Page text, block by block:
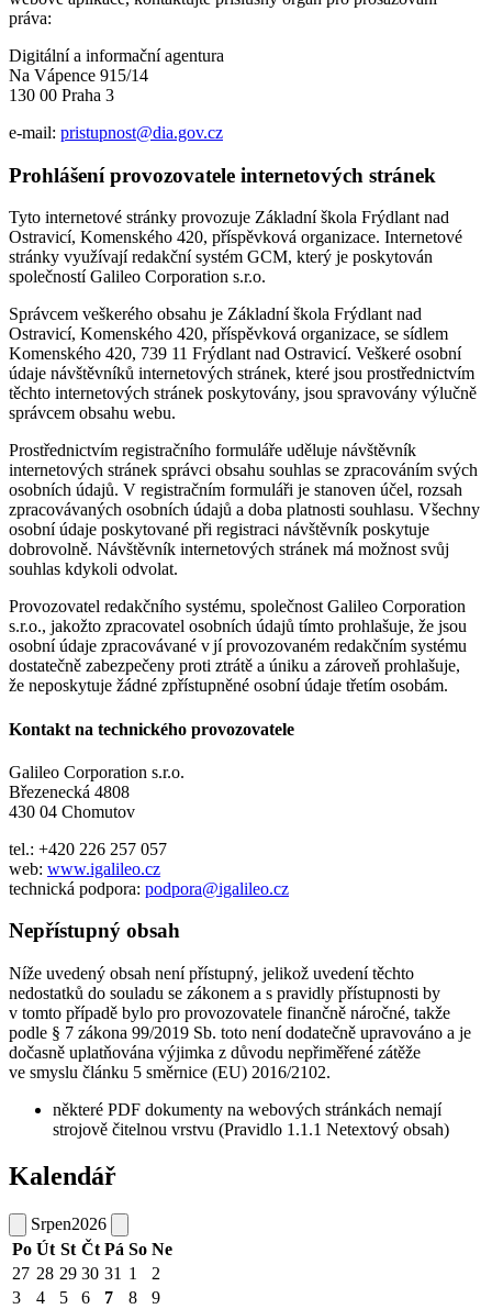
práva:
Digitální a informační agentura
Na Vápence 915/14
130 00 Praha 3
e-mail: pristupnost@dia.gov.cz
Prohlášení provozovatele internetových stránek
Tyto internetové stránky provozuje Základní škola Frýdlant nad
Ostravicí, Komenského 420, příspěvková organizace. Internetové
stránky využívají redakční systém GCM, který je poskytován
společností Galileo Corporation s.r.o.
Správcem veškerého obsahu je Základní škola Frýdlant nad
Ostravicí, Komenského 420, příspěvková organizace, se sídlem
Komenského 420, 739 11 Frýdlant nad Ostravicí. Veškeré osobní
údaje návštěvníků internetových stránek, které jsou prostřednictvím
těchto internetových stránek poskytovány, jsou spravovány výlučně
správcem obsahu webu.
Prostřednictvím registračního formuláře uděluje návštěvník
internetových stránek správci obsahu souhlas se zpracováním svých
osobních údajů. V registračním formuláři je stanoven účel, rozsah
zpracovávaných osobních údajů a doba platnosti souhlasu. Všechny
osobní údaje poskytované při registraci návštěvník poskytuje
dobrovolně. Návštěvník internetových stránek má možnost svůj
souhlas kdykoli odvolat.
Provozovatel redakčního systému, společnost Galileo Corporation
s.r.o., jakožto zpracovatel osobních údajů tímto prohlašuje, že jsou
osobní údaje zpracovávané v jí provozovaném redakčním systému
dostatečně zabezpečeny proti ztrátě a úniku a zároveň prohlašuje,
že neposkytuje žádné zpřístupněné osobní údaje třetím osobám.
Kontakt na technického provozovatele
Galileo Corporation s.r.o.
Březenecká 4808
430 04 Chomutov
tel.: +420 226 257 057
web: www.igalileo.cz
technická podpora: podpora@igalileo.cz
Nepřístupný obsah
Níže uvedený obsah není přístupný, jelikož uvedení těchto
nedostatků do souladu se zákonem a s pravidly přístupnosti by
v tomto případě bylo pro provozovatele finančně náročné, takže
podle § 7 zákona 99/2019 Sb. toto není dodatečně upravováno a je
dočasně uplatňována výjimka z důvodu nepřiměřené zátěže
ve smyslu článku 5 směrnice (EU) 2016/2102.
některé PDF dokumenty na webových stránkách nemají
strojově čitelnou vrstvu (Pravidlo 1.1.1 Netextový obsah)
Kalendář
Srpen2026
Po Út St Čt Pá So Ne
27 28 29 30 31 1
2
3
4 5 6 7 8
9